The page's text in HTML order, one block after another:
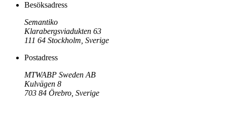
Besöksadress
Semantiko
Klarabergsviadukten 63
111 64 Stockholm Sverige
Postadress
MTWABP Sweden AB
Kulvägen 8
703 84 Örebro Sverige